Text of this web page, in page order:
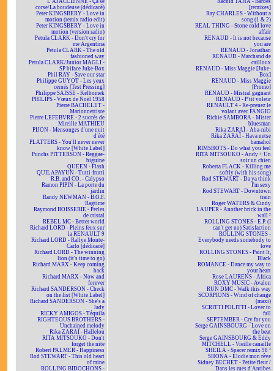
L'AJACCIENNE - Ça se
corse/La boudeuse (dédicacé)
Peter KINGSBERY - Love in
motion (remix radio edit)
Peter KINGSBERY - Love in
motion (version radio)
Petula CLARK - Don't cry for
me Argentina
Petula CLARK - The old
fashioned way
Petula CLARK/Junior MAGLI -
SP biface Juke-Box
Phil RAY - Save our star
Philippe GUYOT - Les yeux
cernés [Test Pressing]
Philippe SAISSE - Kelbomek
PHILIPS - Vœux de Noël 1958
Pierre BACHELET -
Marionnettiste
Pierre LEFEBVRE - 2 succès de
Mireille MATHIEU
PIJON - Mensonges d'une nuit
d'été
PLATTERS - You'll never never
know [White Label]
Punchs PITTERSON - Reggae-
biguine
QUEEN - Flash
QUILAPAYUN - Tutti-frutti
R.B. and CO. - Calypso
Ramon PIPIN - La porte du
jardin
Randy NEWMAN - B.O.F.
Ragtime
Raymond BOISSERIE - Perles
de cristal
REBEL MC - Better world
Richard LORD - Pleins feux sur
la RENAULT 9
Richard LORD - Rallye Monte-
Carlo [dédicacé]
Richard LORD - The winning
lion (it's time to go)
Richard MARX - Keep coming
back
Richard MARX - Now and
forever
Richard SANDERSON - Check
on the list [White Label]
Richard SANDERSON - She's a
lady
RICKY AMIGOS - Téquila
RIGHTEOUS BROTHERS -
Unchained melody
Rika ZARAÏ - Hallelou
RITA MITSOUKO - Don't
forget the nite
Robert PALMER - Happiness
Rod STEWART - This old heart
of mine
ROLLING BIDOCHONS -
Rachid TAHA - Barbès
[remixes]
Ray CHARLES - Without a
song (1 & 2)
REAL THING - Stone cold love
affair
RENAUD - It is not because
you are
RENAUD - Jonathan
RENAUD - Marchand de
cailloux
RENAUD - Miss Maggie [Juke-
Box]
RENAUD - Miss Maggie
[Promo]
RENAUD - Mistral gagnant
RENAUD - P'tit voleur
RENAULT 4 - Re-prenez le
volant avec FANGIO
Richie SAMBORA - Mister
bluesman
Rika ZARAÏ - Aba-nibi
Rika ZARAÏ - Hava netse
bamahol
RIMSHOTS - Do what you feel
RITA MITSOUKO - Andy + Un
soir un chien
Roberta FLACK - Killing me
softly (with his song)
Rod STEWART - Da ya think
I'm sexy
Rod STEWART - Downtown
train
Roger WATERS & Cindy
LAUPER - Another brick in the
wall ²
ROLLING STONES - E.P. (I
can't get no) Satisfaction
ROLLING STONES -
Everybody needs somebody to
love
ROLLING STONES - Paint It,
Black
ROMANCE - Dance my way to
your heart
Rose LAURENS - Africa
ROXY MUSIC - Avalon
RUN DMC - Walk this way
SCORPIONS - Wind of change
(maxi)
SCRITTI POLITTI - Lover to
fall
SEPTEMBER - Cry for you
Serge GAINSBOURG - Love on
the beat
Serge GAINSBOURG & Eddy
MITCHELL - Vieille canaille
SHEILA - Spacer remix 98 ²
SHONA - Elodie mon rêve
Sidney BECHET - Petite fleur /
Dans les rues d'Antibes